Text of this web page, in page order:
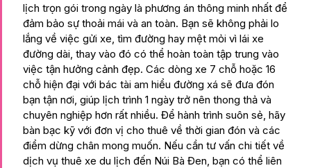
lịch trọn gói trong ngày là phương án thông minh nhất để
đảm bảo sự thoải mái và an toàn. Bạn sẽ không phải lo
lắng về việc gửi xe, tìm đường hay mệt mỏi vì lái xe
đường dài, thay vào đó có thể hoàn toàn tập trung vào
việc tận hưởng cảnh đẹp. Các dòng xe 7 chỗ hoặc 16
chỗ hiện đại với bác tài am hiểu đường xá sẽ đưa đón
bạn tận nơi, giúp lịch trình 1 ngày trở nên thong thả và
chuyên nghiệp hơn rất nhiều. Để hành trình suôn sẻ, hãy
bàn bạc kỹ với đơn vị cho thuê về thời gian đón và các
điểm dừng chân mong muốn. Nếu cần tư vấn chi tiết về
dịch vụ thuê xe du lịch đến Núi Bà Đen, bạn có thể liên